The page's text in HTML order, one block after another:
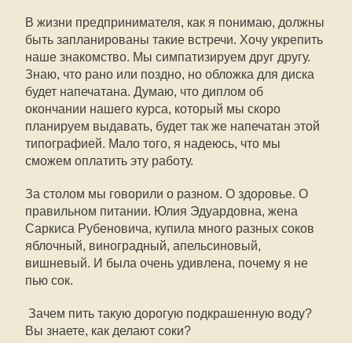
В жизни предпринимателя, как я понимаю, должны
быть запланированы такие встречи. Хочу укрепить
наше знакомство. Мы симпатизируем друг другу.
Знаю, что рано или поздно, но обложка для диска
будет напечатана. Думаю, что диплом об
окончании нашего курса, который мы скоро
планируем выдавать, будет так же напечатан этой
типографией. Мало того, я надеюсь, что мы
сможем оплатить эту работу.
За столом мы говорили о разном. О здоровье. О
правильном питании. Юлия Эдуардовна, жена
Саркиса Рубеновича, купила много разных соков 
яблочный, виноградный, апельсиновый,
вишневый. И была очень удивлена, почему я не
пью сок.
 Зачем пить такую дорогую подкрашенную воду?
Вы знаете, как делают соки?